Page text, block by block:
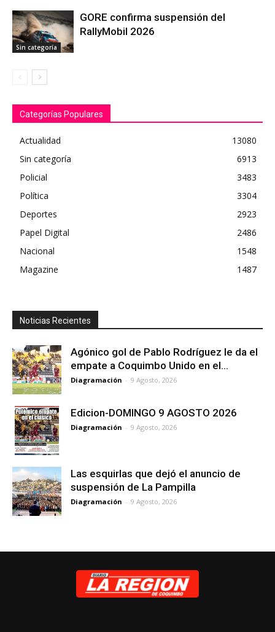
Sin categoría
GORE confirma suspensión del
RallyMobil 2026
Categorías Populares
Actualidad
13080
Sin categoría
6913
Policial
3483
Política
3304
Deportes
2923
Papel Digital
2486
Nacional
1548
Magazine
1487
Noticias Recientes
Agónico gol de Pablo Rodríguez le da el
empate a Coquimbo Unido en el...
Diagramación - 9 Agosto, 2026
Edicion-DOMINGO 9 AGOSTO 2026
Diagramación - 9 Agosto, 2026
Las esquirlas que dejó el anuncio de
suspensión de La Pampilla
Diagramación - 9 Agosto, 2026